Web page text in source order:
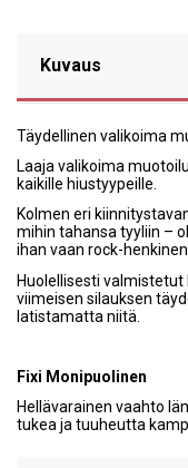
Kuvaus
Täydellinen valikoima
Laaja valikoima
kaikille hiustyypeille.
Kolmen eri
mihin tahansa tyyliin –
ihan vaan rock-
Huolellisesti
viimeisen silauksen
latistamatta niitä.
Fixi Monipuolinen
Hellävarainen vaahto
tukea ja tuuheutta